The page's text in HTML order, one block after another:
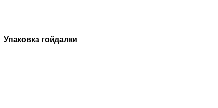
Упаковка гойдалки